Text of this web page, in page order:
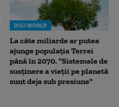
DIGI WORLD
La câte miliarde ar putea
ajunge populația Terrei
până în 2070. "Sistemele de
susținere a vieții pe planetă
sunt deja sub presiune"